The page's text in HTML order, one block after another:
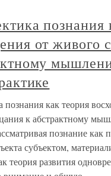
познания
от живого
познания как теория
к абстрактному
познание как
субъектом,
теория развития